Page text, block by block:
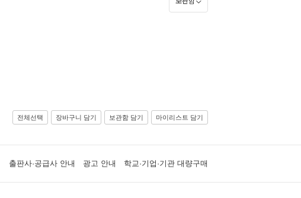
전체선택 장바구니 담기 보관함 담기 마이리스트 담기
출판사·공급사 안내 광고 안내 학교·기업·기관 대량구매